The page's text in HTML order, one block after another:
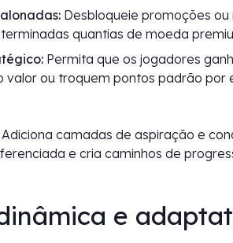
Desbloqueie promoções
quantias de moeda
Permita que os jogadores
valor ou troquem pontos padrão por
Adiciona camadas de aspiração e
e cria caminhos de
e